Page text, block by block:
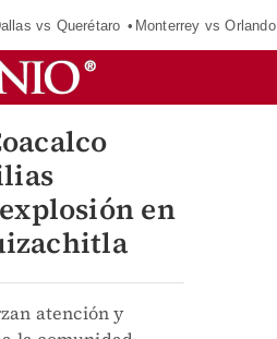
vs Querétaro Monterrey vs Orlando
en
atención y